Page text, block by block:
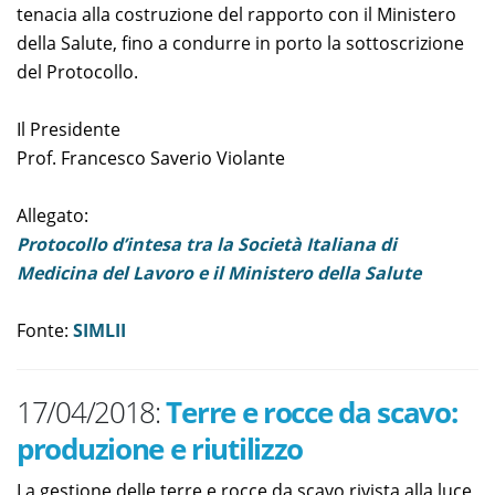
tenacia alla costruzione del rapporto con il Ministero
della Salute, fino a condurre in porto la sottoscrizione
del Protocollo.
Il Presidente
Prof. Francesco Saverio Violante
Allegato:
Protocollo d’intesa tra la Società Italiana di
Medicina del Lavoro e il Ministero della Salute
Fonte: SIMLII
17/04/2018:Terre e rocce da scavo:
produzione e riutilizzo